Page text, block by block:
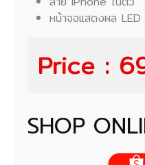
หน้าจอแสดงผล LED
Price :
SHOP